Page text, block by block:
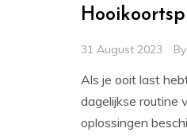
31 August 2023 By
Als je ooit last
dagelijkse routine
oplossingen